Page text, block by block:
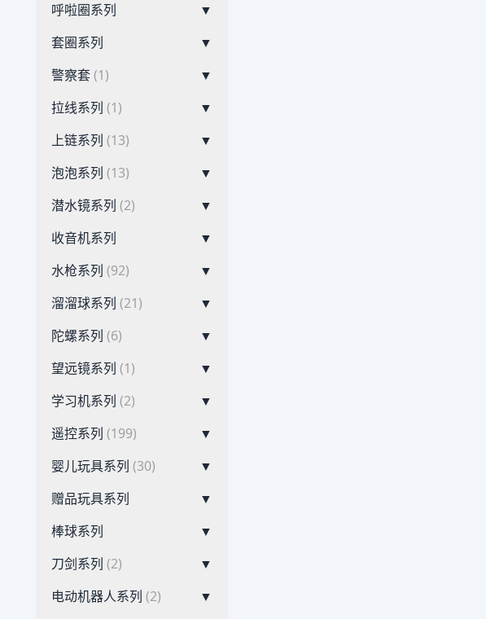
呼啦圈系列
▼
套圈系列
▼
警察套(1)
▼
拉线系列 (1)
▼
上链系列 (13)
▼
泡泡系列 (13)
▼
潜水镜系列 (2)
▼
收音机系列
▼
水枪系列 (92)
▼
溜溜球系列 (21)
▼
陀螺系列 (6)
▼
望远镜系列 (1)
▼
学习机系列 (2)
▼
遥控系列 (199)
▼
婴儿玩具系列 (30)
▼
赠品玩具系列
▼
棒球系列
▼
刀剑系列 (2)
▼
电动机器人系列 (2)
▼